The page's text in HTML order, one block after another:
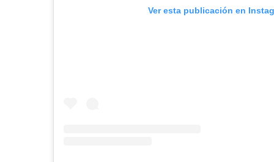
Ver esta publicación en